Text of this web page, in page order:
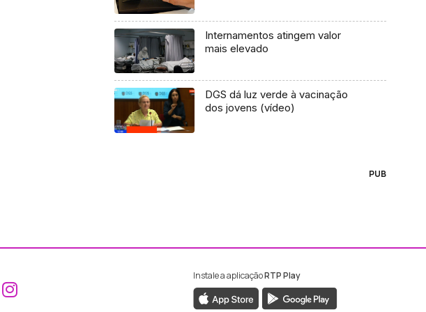
Internamentos atingem valor
mais elevado
DGS dá luz verde à vacinação
dos jovens (vídeo)
PUB
Aceder ao Facebook da RTP Madeira
Aceder ao Instagram da RTP Madeira
Instale a aplicaçãoRTP Play